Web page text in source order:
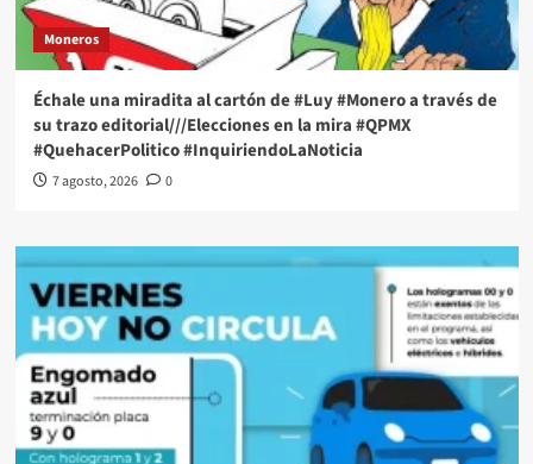
Moneros
Échale una miradita al cartón de #Luy #Monero a través de
su trazo editorial///Elecciones en la mira #QPMX
#QuehacerPolitico #InquiriendoLaNoticia
7 agosto, 2026 0